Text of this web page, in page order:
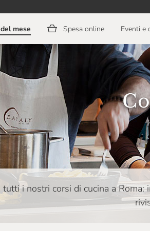
mese Spesa online Eventi e
tutti i nostri corsi di cucina a Roma: